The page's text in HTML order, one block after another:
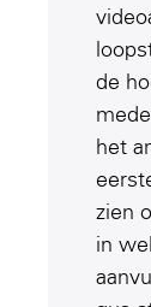
de
het
zien
in